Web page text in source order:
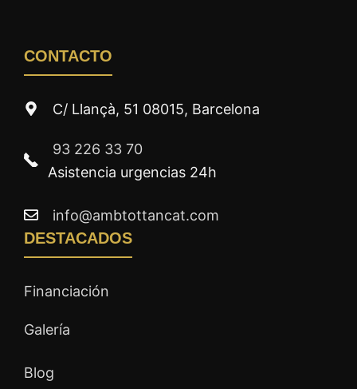
CONTACTO
C/ Llançà, 51 08015, Barcelona
93 226 33 70
Asistencia urgencias 24h
info@ambtottancat.com
DESTACADOS
Financiación
Galería
Blog